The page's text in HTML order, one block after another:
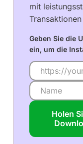
mit
Transaktionen
Geben Sie die
ein, um die
Holen